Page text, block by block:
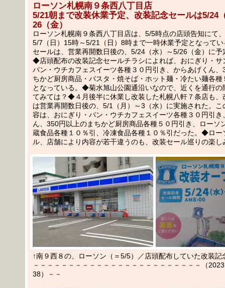
ローソン札幌南９条西八丁目店
5/21朝まで改装休業予定、改装記念セールは5/24
26（金）
ローソン札幌南９条西八丁目店は、5/5時点の店頭告知にて
5/7（日）15時～5/21（日）8時まで一時休業予定となって
セールは、営業再開数日後の、5/24（水）～5/26（金）に予
◆店頭配布の改装記念セールチラシによれば、おにぎり・サ
パン・ウチカフェスイーツ各種３０円引き、からあげくん
ちかど厨房商品・パスタ・焼そば・ホット麺・冷たい麺各種
となっている。◆菊水旭山公園通沿いなので、近くを通行の
てみては？◆４月後半に休業し改装した札幌八軒７条店も、
は営業再開数日後の、5/1（月）～3（水）に実施された。こ
容は、おにぎり・パン・ウチカフェスイーツ各種３０円引き
ん、350円以上のまちかど厨房商品各種５０円引き、ローソ
蔵食品各種１０％引、冷凍食品各種１０％引だった。◆ロー
ル、店舗により内容が若干違うのも、改装セール巡りの楽
↑南９西８の、ローソン（＝5/5）／店頭配布していた改装記
－－－－－－－－－－－－－－－－－－－－－－－－（
38）－－